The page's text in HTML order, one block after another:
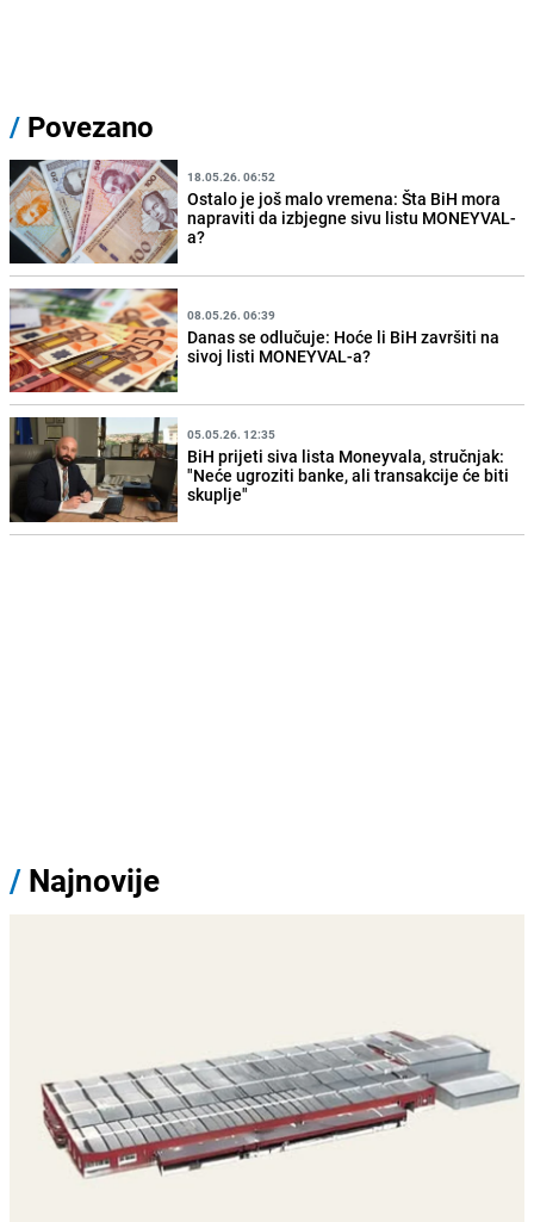
/ Povezano
18.05.26. 06:52
Ostalo je još malo vremena: Šta BiH mora
napraviti da izbjegne sivu listu MONEYVAL-
a?
08.05.26. 06:39
Danas se odlučuje: Hoće li BiH završiti na
sivoj listi MONEYVAL-a?
05.05.26. 12:35
BiH prijeti siva lista Moneyvala, stručnjak:
"Neće ugroziti banke, ali transakcije će biti
skuplje"
/ Najnovije